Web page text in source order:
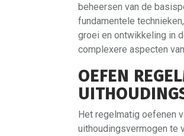
beheersen van de
fundamentele
groei en ontwikkeling in
complexere aspecten
OEFEN
Het regelmatig oefenen
uithoudingsvermogen te